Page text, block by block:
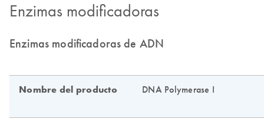
Enzimas modificadoras
Enzimas modificadoras de ADN